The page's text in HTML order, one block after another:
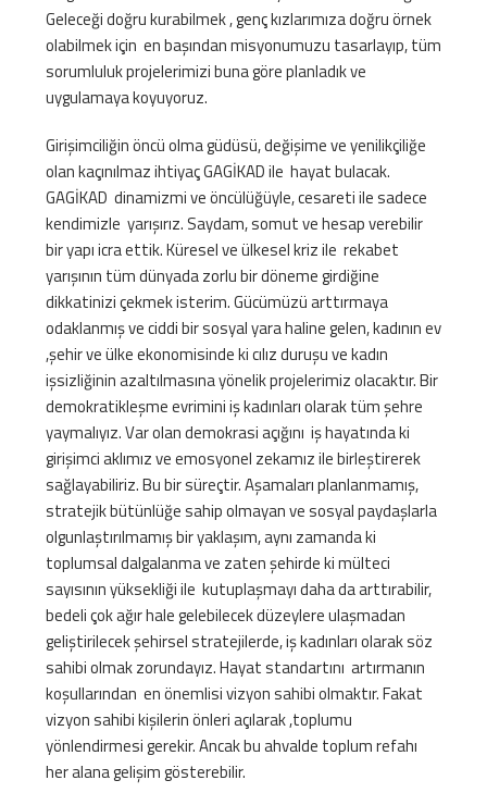
Geleceği doğru kurabilmek , genç kızlarımıza doğru örnek
olabilmek için en başından misyonumuzu tasarlayıp, tüm
sorumluluk projelerimizi buna göre planladık ve
uygulamaya koyuyoruz.
Girişimciliğin öncü olma güdüsü, değişime ve yenilikçiliğe
olan kaçınılmaz ihtiyaç GAGİKAD ile hayat bulacak.
GAGİKAD dinamizmi ve öncülüğüyle, cesareti ile sadece
kendimizle yarışırız. Saydam, somut ve hesap verebilir
bir yapı icra ettik. Küresel ve ülkesel kriz ile rekabet
yarışının tüm dünyada zorlu bir döneme girdiğine
dikkatinizi çekmek isterim. Gücümüzü arttırmaya
odaklanmış ve ciddi bir sosyal yara haline gelen, kadının ev
,şehir ve ülke ekonomisinde ki cılız duruşu ve kadın
işsizliğinin azaltılmasına yönelik projelerimiz olacaktır. Bir
demokratikleşme evrimini iş kadınları olarak tüm şehre
yaymalıyız. Var olan demokrasi açığını iş hayatında ki
girişimci aklımız ve emosyonel zekamız ile birleştirerek
sağlayabiliriz. Bu bir süreçtir. Aşamaları planlanmamış,
stratejik bütünlüğe sahip olmayan ve sosyal paydaşlarla
olgunlaştırılmamış bir yaklaşım, aynı zamanda ki
toplumsal dalgalanma ve zaten şehirde ki mülteci
sayısının yüksekliği ile kutuplaşmayı daha da arttırabilir,
bedeli çok ağır hale gelebilecek düzeylere ulaşmadan
geliştirilecek şehirsel stratejilerde, iş kadınları olarak söz
sahibi olmak zorundayız. Hayat standartını artırmanın
koşullarından en önemlisi vizyon sahibi olmaktır. Fakat
vizyon sahibi kişilerin önleri açılarak ,toplumu
yönlendirmesi gerekir. Ancak bu ahvalde toplum refahı
her alana gelişim gösterebilir.